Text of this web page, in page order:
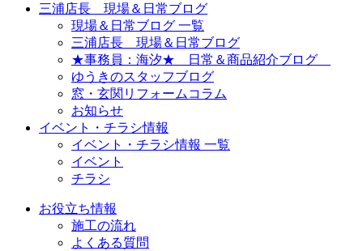
三浦店長 現場＆日常ブログ
現場＆日常ブログ 一覧
三浦店長 現場＆日常ブログ
★事務員：海汐★ 日常＆商品紹介ブログ
ゆうきのスタッフブログ
窓・玄関リフォームコラム
お知らせ
イベント・チラシ情報
イベント・チラシ情報 一覧
イベント
チラシ
お役立ち情報
施工の流れ
よくある質問